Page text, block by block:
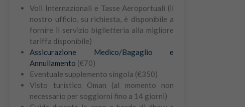
Voli Internazionali e Tasse Aeroportuali (il
nostro ufficio, su richiesta, è disponibile a
fornire il servizio biglietteria alla migliore
tariffa disponibile)
Assicurazione Medico/Bagaglio e
Annullamento (€70)
Eventuale supplemento singola (€350)
Visto turistico Oman (al momento non
necessario per soggiorni fino a 14 giorni)